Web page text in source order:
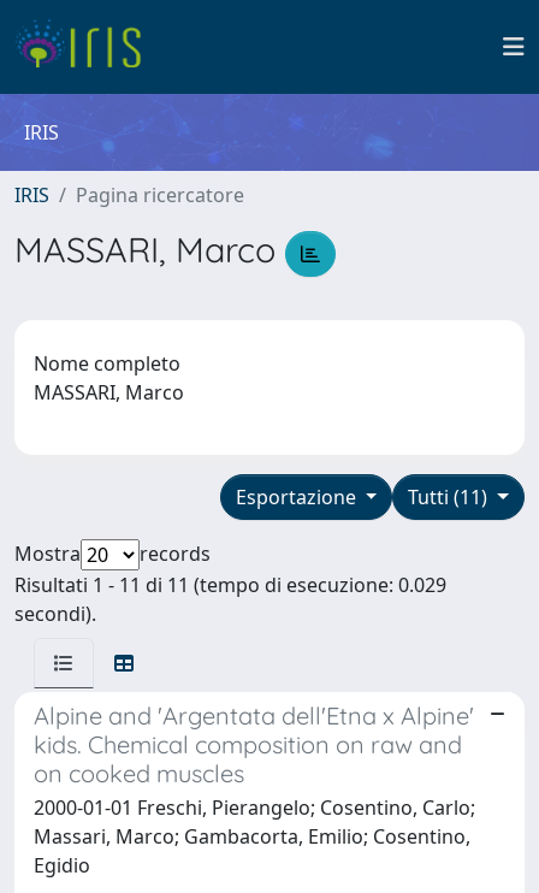
IRIS
IRIS Pagina ricercatore
MASSARI, Marco
Nome completo
MASSARI, Marco
Tutti (11)
Esportazione
Mostra
records
Risultati 1 - 11 di 11 (tempo di esecuzione: 0.029
secondi).
Alpine and 'Argentata dell'Etna x Alpine'
kids. Chemical composition on raw and
on cooked muscles
2000-01-01 Freschi, Pierangelo; Cosentino, Carlo;
Massari, Marco; Gambacorta, Emilio; Cosentino,
Egidio